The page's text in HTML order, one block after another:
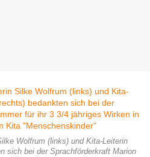
Wolfrum (links) und Kita-Leiterin
sich bei der Sprachförderkraft Marion